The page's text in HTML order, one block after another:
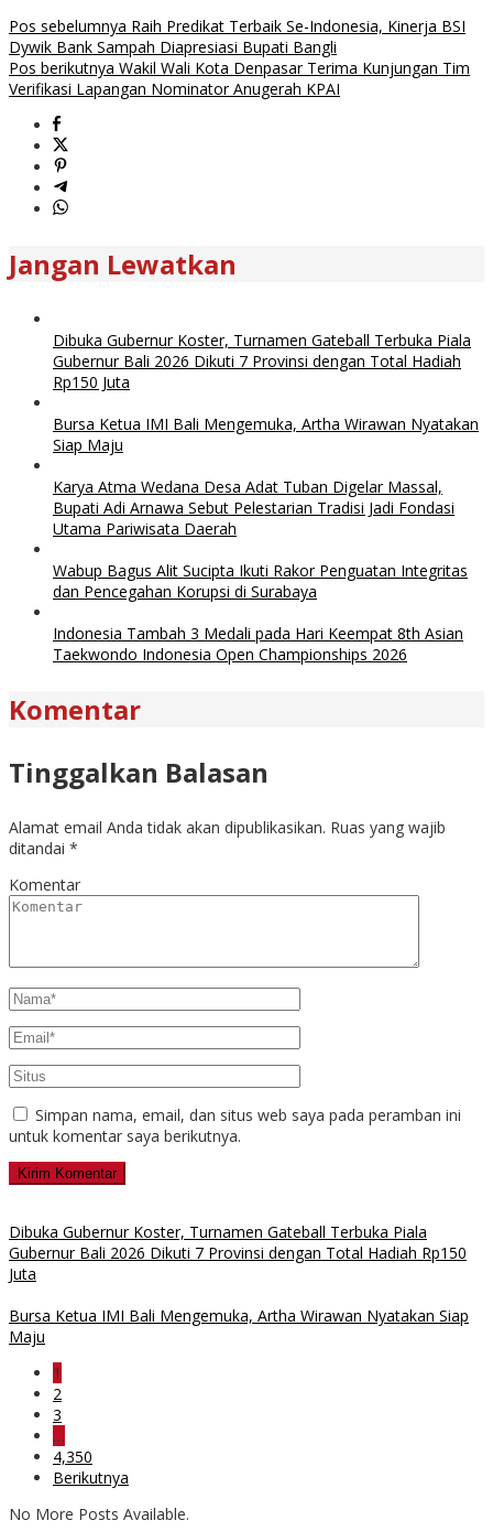
Pos sebelumnya Raih Predikat Terbaik Se-Indonesia, Kinerja BSI
Dywik Bank Sampah Diapresiasi Bupati Bangli
Pos berikutnya Wakil Wali Kota Denpasar Terima Kunjungan Tim
Verifikasi Lapangan Nominator Anugerah KPAI
Jangan Lewatkan
Dibuka Gubernur Koster, Turnamen Gateball Terbuka Piala
Gubernur Bali 2026 Dikuti 7 Provinsi dengan Total Hadiah
Rp150 Juta
Bursa Ketua IMI Bali Mengemuka, Artha Wirawan Nyatakan
Siap Maju
Karya Atma Wedana Desa Adat Tuban Digelar Massal,
Bupati Adi Arnawa Sebut Pelestarian Tradisi Jadi Fondasi
Utama Pariwisata Daerah
Wabup Bagus Alit Sucipta Ikuti Rakor Penguatan Integritas
dan Pencegahan Korupsi di Surabaya
Indonesia Tambah 3 Medali pada Hari Keempat 8th Asian
Taekwondo Indonesia Open Championships 2026
Komentar
Tinggalkan Balasan
Alamat email Anda tidak akan dipublikasikan. Ruas yang wajib
ditandai *
Komentar
Simpan nama, email, dan situs web saya pada peramban ini
untuk komentar saya berikutnya.
Dibuka Gubernur Koster, Turnamen Gateball Terbuka Piala
Gubernur Bali 2026 Dikuti 7 Provinsi dengan Total Hadiah Rp150
Juta
Bursa Ketua IMI Bali Mengemuka, Artha Wirawan Nyatakan Siap
Maju
1
2
3
…
4,350
Berikutnya
No More Posts Available.